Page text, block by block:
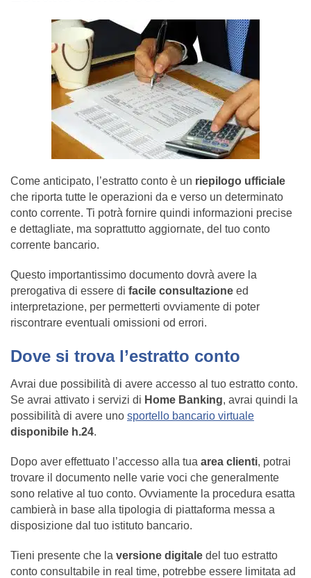
Come anticipato, l’estratto conto è un riepilogo ufficiale
che riporta tutte le operazioni da e verso un determinato
conto corrente. Ti potrà fornire quindi informazioni precise
e dettagliate, ma soprattutto aggiornate, del tuo conto
corrente bancario.
Questo importantissimo documento dovrà avere la
prerogativa di essere di facile consultazione ed
interpretazione, per permetterti ovviamente di poter
riscontrare eventuali omissioni od errori.
Dove si trova l’estratto conto
Avrai due possibilità di avere accesso al tuo estratto conto.
Se avrai attivato i servizi di Home Banking, avrai quindi la
possibilità di avere uno sportello bancario virtuale
disponibile h.24.
Dopo aver effettuato l’accesso alla tua area clienti, potrai
trovare il documento nelle varie voci che generalmente
sono relative al tuo conto. Ovviamente la procedura esatta
cambierà in base alla tipologia di piattaforma messa a
disposizione dal tuo istituto bancario.
Tieni presente che la versione digitale del tuo estratto
conto consultabile in real time, potrebbe essere limitata ad